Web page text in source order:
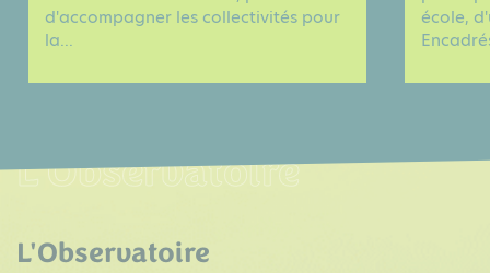
d'accompagner les collectivités pour
la...
école,
L'Observatoire
L'Observatoire